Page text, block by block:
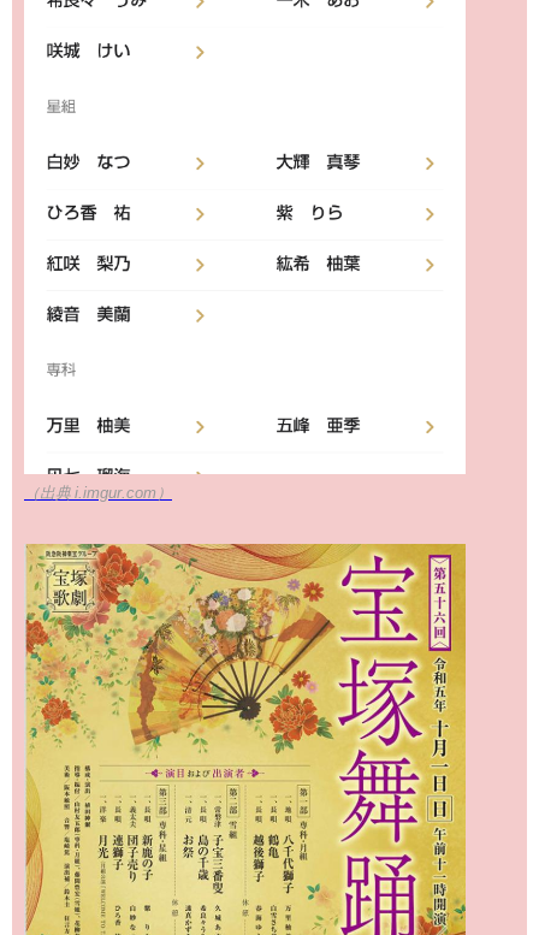
（出典 i.imgur.com）